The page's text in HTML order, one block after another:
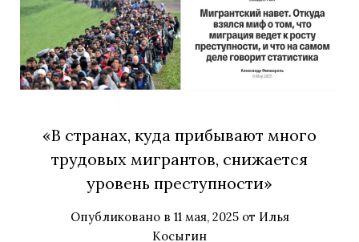
«В странах, куда прибывают много
трудовых мигрантов, снижается
уровень преступности»
Опубликовано в 11 мая, 2025от Илья
Косыгин